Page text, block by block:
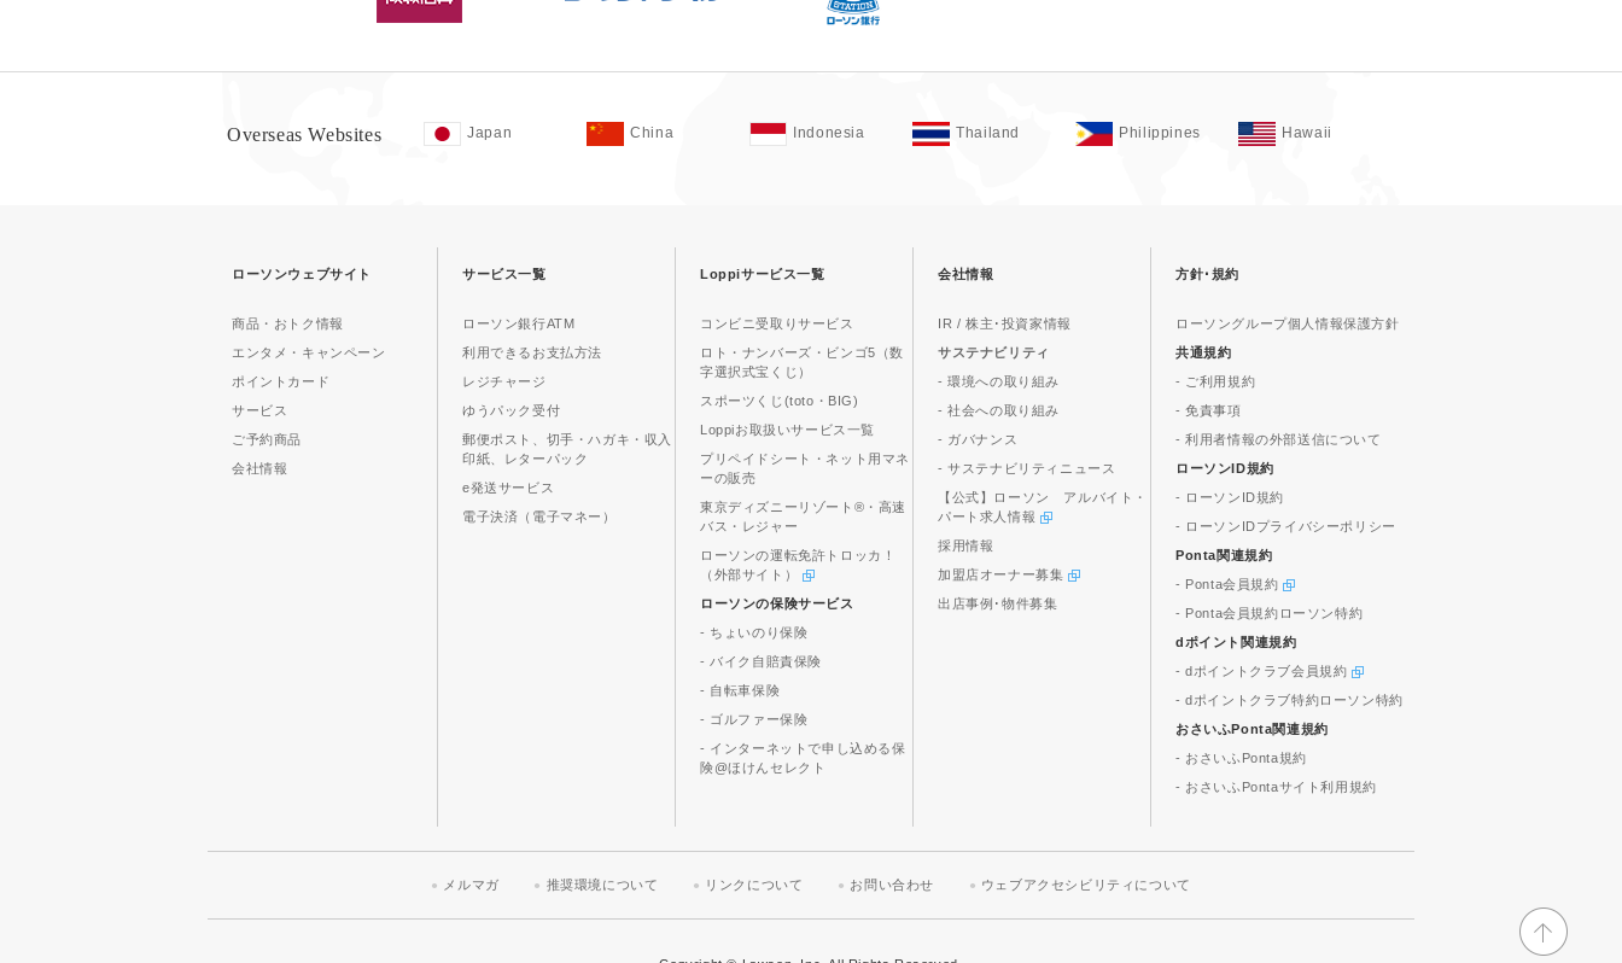
Overseas Websites Japan China Indonesia Thailand Philippines Hawaii
ローソンウェブサイト
商品・おトク情報
エンタメ・キャンペーン
ポイントカード
サービス
ご予約商品
会社情報
サービス一覧
ローソン銀行ATM
利用できるお支払方法
レジチャージ
ゆうパック受付
郵便ポスト、切手・ハガキ・収入
印紙、レターパック
e発送サービス
電子決済（電子マネー）
Loppiサービス一覧
コンビニ受取りサービス
ロト・ナンバーズ・ビンゴ5（数
字選択式宝くじ）
スポーツくじ(toto・BIG)
Loppiお取扱いサービス一覧
プリペイドシート・ネット用マネ
ーの販売
東京ディズニーリゾート®・高速
バス・レジャー
ローソンの運転免許トロッカ！
（外部サイト）
ローソンの保険サービス
- ちょいのり保険
- バイク自賠責保険
- 自転車保険
- ゴルファー保険
- インターネットで申し込める保
険@ほけんセレクト
会社情報
IR / 株主･投資家情報
サステナビリティ
- 環境への取り組み
- 社会への取り組み
- ガバナンス
- サステナビリティニュース
【公式】ローソン アルバイト・
パート求人情報
採用情報
加盟店オーナー募集
出店事例･物件募集
方針･規約
ローソングループ個人情報保護方針
共通規約
- ご利用規約
- 免責事項
- 利用者情報の外部送信について
ローソンID規約
- ローソンID規約
- ローソンIDプライバシーポリシー
Ponta関連規約
- Ponta会員規約
- Ponta会員規約ローソン特約
dポイント関連規約
- dポイントクラブ会員規約
- dポイントクラブ特約ローソン特約
おさいふPonta関連規約
- おさいふPonta規約
- おさいふPontaサイト利用規約
メルマガ 推奨環境について リンクについて お問い合わせ ウェブアクセシビリティについて